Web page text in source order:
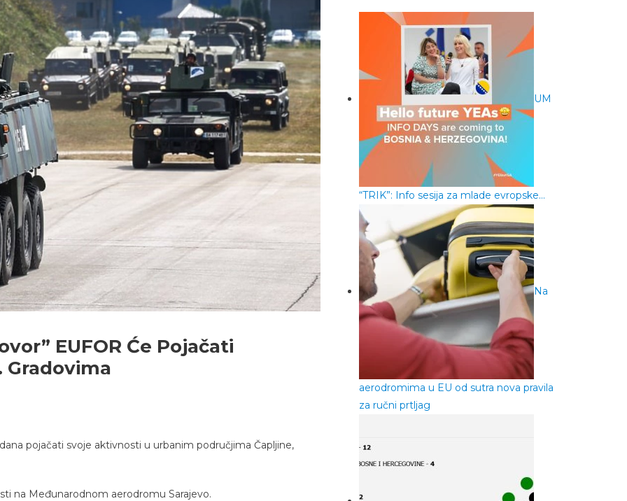
EUFOR Će Pojačati
pojačati svoje aktivnosti u urbanim područjima Čapljine,
na Međunarodnom aerodromu Sarajevo.
UM
“TRIK”: Info sesija za mlade evropske…
Na
aerodromima u EU od sutra nova pravila
za ručni prtljag